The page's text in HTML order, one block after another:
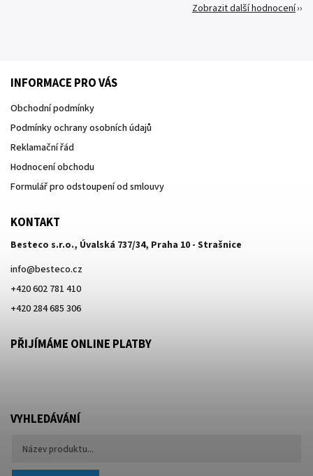
Zobrazit další hodnocení
INFORMACE PRO VÁS
Obchodní podmínky
Podmínky ochrany osobních údajů
Reklamační řád
Hodnocení obchodu
Formulář pro odstoupení od smlouvy
KONTAKT
Besteco s.r.o., Úvalská 737/34, Praha 10 - Strašnice
info@besteco.cz
+420 602 781 410
+420 284 685 306
PŘIJÍMÁME ONLINE PLATBY
VYHLEDÁVÁNÍ